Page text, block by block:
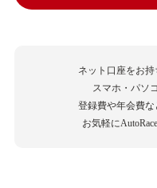
ネット口座をお持
スマホ・パソ
登録費や年会費な
お気軽に